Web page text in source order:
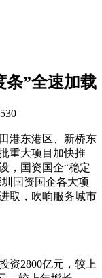
条”全速加载
530
港东港区、新桥东
重大项目加快推
，国资国企“稳定
国资国企各大项
取，吹响服务城市
2800亿元，较上